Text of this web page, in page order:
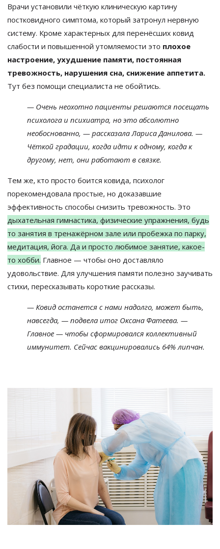
Врачи установили чёткую клиническую картину
постковидного симптома, который затронул нервную
систему. Кроме характерных для перенёсших ковид
слабости и повышенной утомляемости это плохое
настроение, ухудшение памяти, постоянная
тревожность, нарушения сна, снижение аппетита.
Тут без помощи специалиста не обойтись.
— Очень неохотно пациенты решаются посещать
психолога и психиатра, но это абсолютно
необоснованно, — рассказала Лариса Данилова. —
Чёткой градации, когда идти к одному, когда к
другому, нет, они работают в связке.
Тем же, кто просто боится ковида, психолог
порекомендовала простые, но доказавшие
эффективность способы снизить тревожность. Это
дыхательная гимнастика, физические упражнения, будь
то занятия в тренажёрном зале или пробежка по парку,
медитация, йога. Да и просто любимое занятие, какое-
то хобби. Главное — чтобы оно доставляло
удовольствие. Для улучшения памяти полезно заучивать
стихи, пересказывать короткие рассказы.
— Ковид останется с нами надолго, может быть,
навсегда, — подвела итог Оксана Фатеева. —
Главное — чтобы сформировался коллективный
иммунитет. Сейчас вакцинировались 64% липчан.